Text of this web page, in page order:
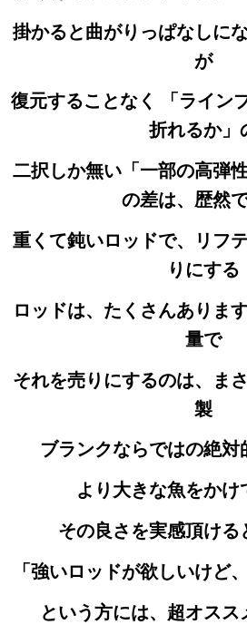
掛かると曲がりっぱなしに
が
復元することなく 「ライン
折れるか」
二択しか無い 「一部の高弾
の差は、歴然
重くて鈍いロッドで、リフ
りにする
ロッドは、たくさんありま
量で
それを売りにするのは、ま
製
ブランクならではの絶対
より大きな魚をかけ
その良さを実感頂ける
「強いロッドが欲しいけど
という方には、超オスス